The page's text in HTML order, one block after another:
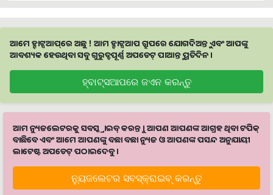
ଆମେ ହ୍ବାଟ୍ସଆପ୍‌ରେ ଅଛୁ ! ଆମ ହ୍ବାଟ୍ସଆପ ଗ୍ରୁପରେ ଯୋଗଦିଅନ୍ତୁ ଏବଂ ଆପଙ୍କୁ
ଆବଶ୍ୟକ ହେଉଥିବା ସବୁ ଗୁରୁତ୍ବପୂର୍ଣ୍ଣ ଅପଡେଟ୍‌ ପାଆନ୍ତୁ ପ୍ରତିଦିନ ।
ହ୍ବାଟ୍ସଆପରେ ଜଏନ କରନ୍ତୁ
ଆମ ନ୍ୟୁଜଲେଟରକୁ ସବସ୍କ୍ରାଇବ୍ କରନ୍ତୁ । ଆପଣ ଆପଣଙ୍କ ଆଗ୍ରହ ଥିବା ଟପିକ୍‌
ବାଛିବେ ଏବଂ ଆମେ ଆପଣଙ୍କୁ ବଛା ବଛା ନ୍ୟୁଜ ଓ ଆପଣଙ୍କ ପସନ୍ଦ ଅନୁଯାୟୀ
ଲାଟେଷ୍ଟ ଅପଡେଟ୍‌ ପଠାଇଦେବୁ ।
ନ୍ୟୁଜଲେଟର ସବସ୍କ୍ରାଇବ୍‌ କରନ୍ତୁ